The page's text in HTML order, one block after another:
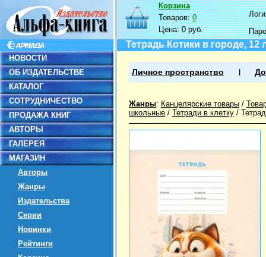
НОВОСТИ
ОБ ИЗДАТЕЛЬСТВЕ
КАТАЛОГ
СОТРУДНИЧЕСТВО
ПРОДАЖА КНИГ
АВТОРЫ
ГАЛЕРЕЯ
МАГАЗИН
Авторы
Жанры
Издательства
Серии
Новинки
Рейтинги
Корзина
Товаров:0
Цена:0 руб.
Тетрадь Котики в городе, 12
Личное пространство
Жанры: Канцелярские товары /
школьные / Тетради в клетку /